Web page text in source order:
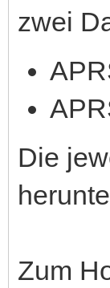
zwei
Die
Zum